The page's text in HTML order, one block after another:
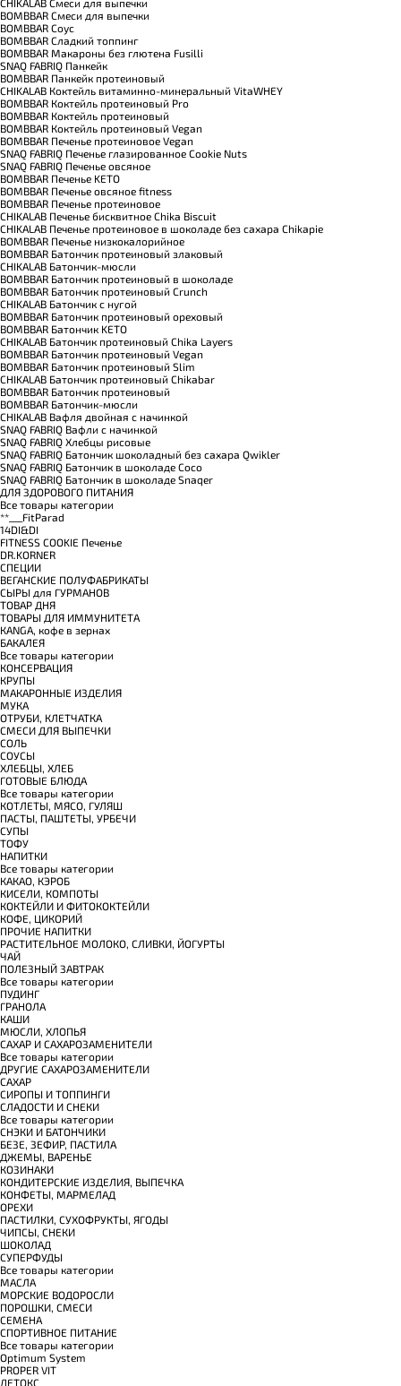
CHIKALAB Смеси для выпечки
BOMBBAR Смеси для выпечки
BOMBBAR Соус
BOMBBAR Сладкий топпинг
BOMBBAR Макароны без глютена Fusilli
SNAQ FABRIQ Панкейк
BOMBBAR Панкейк протеиновый
CHIKALAB Коктейль витаминно-минеральный VitaWHEY
BOMBBAR Коктейль протеиновый Pro
BOMBBAR Коктейль протеиновый
BOMBBAR Коктейль протеиновый Vegan
BOMBBAR Печенье протеиновое Vegan
SNAQ FABRIQ Печенье глазированное Cookie Nuts
SNAQ FABRIQ Печенье овсяное
BOMBBAR Печенье KETO
BOMBBAR Печенье овсяное fitness
BOMBBAR Печенье протеиновое
CHIKALAB Печенье бисквитное Chika Biscuit
CHIKALAB Печенье протеиновое в шоколаде без сахара Chikapie
BOMBBAR Печенье низкокалорийное
BOMBBAR Батончик протеиновый злаковый
CHIKALAB Батончик-мюсли
BOMBBAR Батончик протеиновый в шоколаде
BOMBBAR Батончик протеиновый Crunch
CHIKALAB Батончик с нугой
BOMBBAR Батончик протеиновый ореховый
BOMBBAR Батончик KETO
CHIKALAB Батончик протеиновый Chika Layers
BOMBBAR Батончик протеиновый Vegan
BOMBBAR Батончик протеиновый Slim
CHIKALAB Батончик протеиновый Chikabar
BOMBBAR Батончик протеиновый
BOMBBAR Батончик-мюсли
CHIKALAB Вафля двойная с начинкой
SNAQ FABRIQ Вафли с начинкой
SNAQ FABRIQ Хлебцы рисовые
SNAQ FABRIQ Батончик шоколадный без сахара Qwikler
SNAQ FABRIQ Батончик в шоколаде Coco
SNAQ FABRIQ Батончик в шоколаде Snaqer
ДЛЯ ЗДОРОВОГО ПИТАНИЯ
Все товары категории
**___FitParad
14DI&DI
FITNESS COOKIE Печенье
DR.KORNER
СПЕЦИИ
ВЕГАНСКИЕ ПОЛУФАБРИКАТЫ
СЫРЫ для ГУРМАНОВ
TОВАР ДНЯ
TОВАРЫ ДЛЯ ИММУНИТЕТА
КANGA, кофе в зернах
БАКАЛЕЯ
Все товары категории
КОНСЕРВАЦИЯ
КРУПЫ
МАКАРОННЫЕ ИЗДЕЛИЯ
МУКА
ОТРУБИ, КЛЕТЧАТКА
СМЕСИ ДЛЯ ВЫПЕЧКИ
СОЛЬ
СОУСЫ
ХЛЕБЦЫ, ХЛЕБ
ГОТОВЫЕ БЛЮДА
Все товары категории
КОТЛЕТЫ, МЯСО, ГУЛЯШ
ПАСТЫ, ПАШТЕТЫ, УРБЕЧИ
СУПЫ
ТОФУ
НАПИТКИ
Все товары категории
КАКАО, КЭРОБ
КИСЕЛИ, КОМПОТЫ
КОКТЕЙЛИ И ФИТОКОКТЕЙЛИ
КОФЕ, ЦИКОРИЙ
ПРОЧИЕ НАПИТКИ
РАСТИТЕЛЬНОЕ МОЛОКО, СЛИВКИ, ЙОГУРТЫ
ЧАЙ
ПОЛЕЗНЫЙ ЗАВТРАК
Все товары категории
ПУДИНГ
ГРАНОЛА
КАШИ
МЮСЛИ, ХЛОПЬЯ
САХАР И САХАРОЗАМЕНИТЕЛИ
Все товары категории
ДРУГИЕ САХАРОЗАМЕНИТЕЛИ
САХАР
СИРОПЫ И ТОППИНГИ
СЛАДОСТИ И СНЕКИ
Все товары категории
СНЭКИ И БАТОНЧИКИ
БЕЗЕ, ЗЕФИР, ПАСТИЛА
ДЖЕМЫ, ВАРЕНЬЕ
КОЗИНАКИ
КОНДИТЕРСКИЕ ИЗДЕЛИЯ, ВЫПЕЧКА
КОНФЕТЫ, МАРМЕЛАД
ОРЕХИ
ПАСТИЛКИ, СУХОФРУКТЫ, ЯГОДЫ
ЧИПСЫ, СНЕКИ
ШОКОЛАД
СУПЕРФУДЫ
Все товары категории
МАСЛА
МОРСКИЕ ВОДОРОСЛИ
ПОРОШКИ, СМЕСИ
СЕМЕНА
СПОРТИВНОЕ ПИТАНИЕ
Все товары категории
Optimum System
PROPER VIT
ДЕТОКС